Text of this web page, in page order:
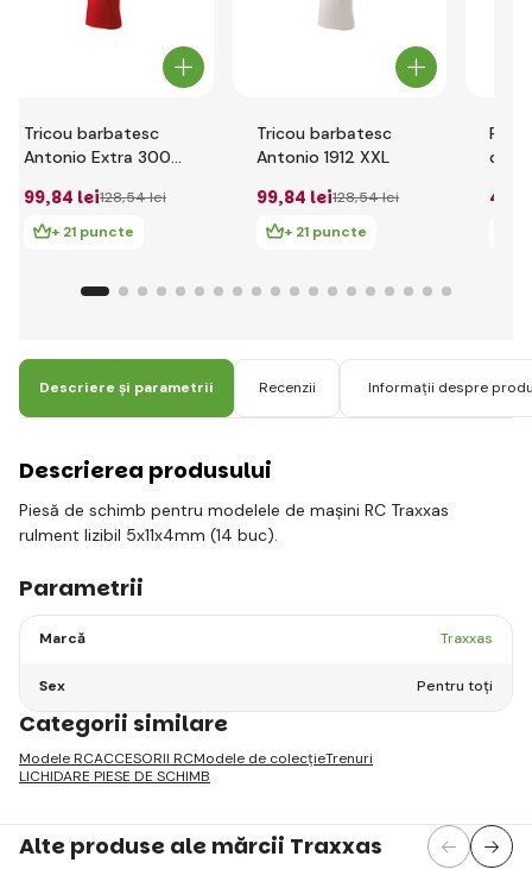
Tricou barbatesc
Antonio Extra 300
99,84 lei128,54 lei
+ 21 puncte
Tricou barbatesc
Antonio 1912 XXL
99,84 lei128,54 lei
+ 21 puncte
43
Descriere și parametrii Recenzii Informații despre
Descrierea produsului
Piesă de schimb pentru modelele de mașini RC Traxxas
rulment lizibil 5x11x4mm (14 buc).
Parametrii
Marcă Traxxas
Sex Pentru toți
Categorii similare
Modele RCACCESORII RCModele de colecțieTrenuri
LICHIDARE PIESE DE SCHIMB
Alte produse ale mărcii Traxxas